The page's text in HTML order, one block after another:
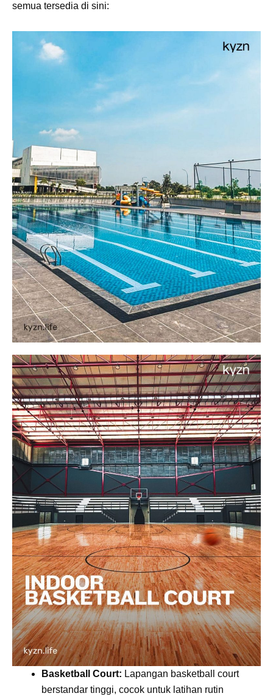
semua tersedia di sini:
Basketball Court: Lapangan basketball court
berstandar tinggi, cocok untuk latihan rutin